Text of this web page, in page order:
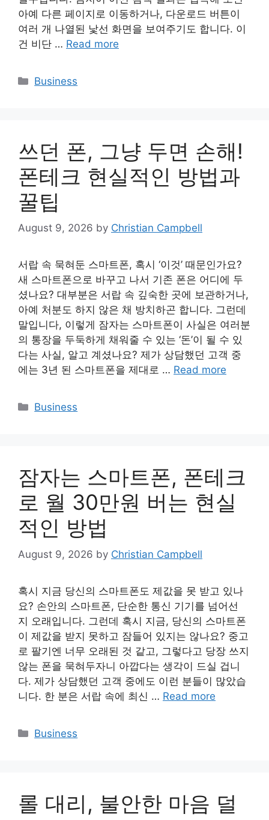
아예 다른 페이지로 이동하거나, 다운로드 버튼이
여러 개 나열된 낯선 화면을 보여주기도 합니다. 이
건 비단 … Read more
Categories
Business
쓰던 폰, 그냥 두면 손해!
폰테크 현실적인 방법과
꿀팁
August 9, 2026 by Christian Campbell
서랍 속 묵혀둔 스마트폰, 혹시 ‘이것’ 때문인가요?
새 스마트폰으로 바꾸고 나서 기존 폰은 어디에 두
셨나요? 대부분은 서랍 속 깊숙한 곳에 보관하거나,
아예 처분도 하지 않은 채 방치하곤 합니다. 그런데
말입니다, 이렇게 잠자는 스마트폰이 사실은 여러분
의 통장을 두둑하게 채워줄 수 있는 ‘돈’이 될 수 있
다는 사실, 알고 계셨나요? 제가 상담했던 고객 중
에는 3년 된 스마트폰을 제대로 … Read more
Categories
Business
잠자는 스마트폰, 폰테크
로 월 30만원 버는 현실
적인 방법
August 9, 2026 by Christian Campbell
혹시 지금 당신의 스마트폰도 제값을 못 받고 있나
요? 손안의 스마트폰, 단순한 통신 기기를 넘어선
지 오래입니다. 그런데 혹시 지금, 당신의 스마트폰
이 제값을 받지 못하고 잠들어 있지는 않나요? 중고
로 팔기엔 너무 오래된 것 같고, 그렇다고 당장 쓰지
않는 폰을 묵혀두자니 아깝다는 생각이 드실 겁니
다. 제가 상담했던 고객 중에도 이런 분들이 많았습
니다. 한 분은 서랍 속에 최신 … Read more
Categories
Business
롤 대리, 불안한 마음 덜